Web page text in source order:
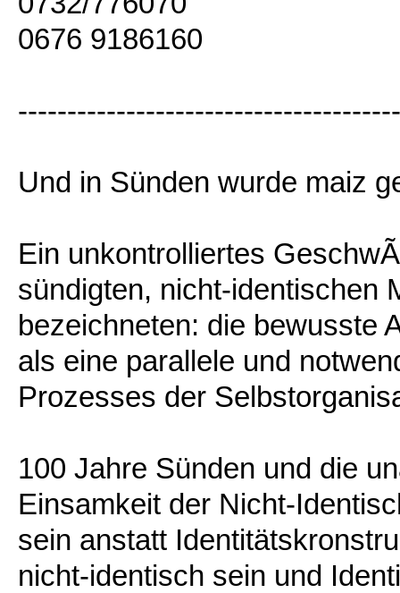
0676 9186160
Und in Sünden wurde maiz
Ein unkontrolliertes
sündigten, nicht-identischen
bezeichneten: die bewusste
als eine parallele und
Prozesses der
100 Jahre Sünden und die
Einsamkeit der Nicht-
sein anstatt
nicht-identisch sein und